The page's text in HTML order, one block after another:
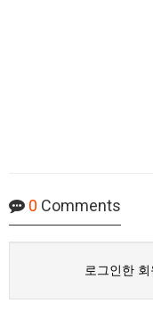
0 Comments
로그인한